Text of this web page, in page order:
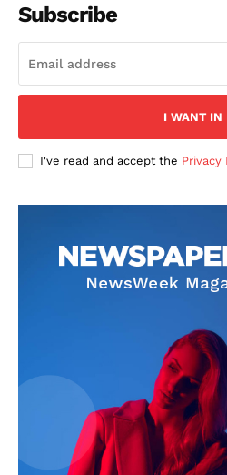
Subscribe
I WANT IN
I've read and accept the Privacy